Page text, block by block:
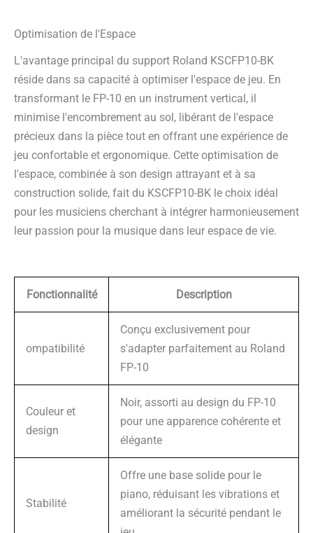
Optimisation de l'Espace
L'avantage principal du support Roland KSCFP10-BK
réside dans sa capacité à optimiser l'espace de jeu. En
transformant le FP-10 en un instrument vertical, il
minimise l'encombrement au sol, libérant de l'espace
précieux dans la pièce tout en offrant une expérience de
jeu confortable et ergonomique. Cette optimisation de
l'espace, combinée à son design attrayant et à sa
construction solide, fait du KSCFP10-BK le choix idéal
pour les musiciens cherchant à intégrer harmonieusement
leur passion pour la musique dans leur espace de vie.
Fonctionnalité Description
ompatibilité
Conçu exclusivement pour
s'adapter parfaitement au Roland
FP-10
Couleur et
design
Noir, assorti au design du FP-10
pour une apparence cohérente et
élégante
Stabilité
Offre une base solide pour le
piano, réduisant les vibrations et
améliorant la sécurité pendant le